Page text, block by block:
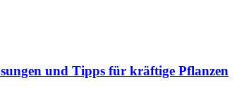
und Tipps für kräftige Pflanzen